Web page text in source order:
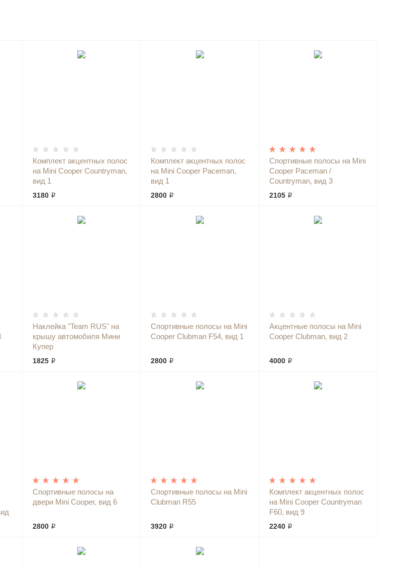
Комплект акцентных полос
на Mini Cooper Countryman,
вид 1
3180 ₽
Комплект акцентных полос
на Mini Cooper Paceman,
вид 1
2800 ₽
Спортивные полосы на Mini
Cooper Paceman /
Countryman, вид 3
2105 ₽
Наклейка "Team RUS" на
крышу автомобиля Мини
Купер
1825 ₽
Спортивные полосы на Mini
Cooper Clubman F54, вид 1
2800 ₽
Акцентные полосы на Mini
Cooper Clubman, вид 2
4000 ₽
Спортивные полосы на
двери Mini Cooper, вид 6
2800 ₽
Спортивные полосы на Mini
Clubman R55
3920 ₽
Комплект акцентных полос
на Mini Cooper Countryman
F60, вид 9
2240 ₽